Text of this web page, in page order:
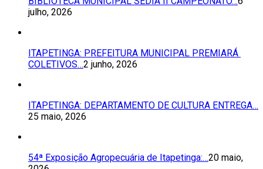
julho, 2026
ITAPETINGA: PREFEITURA MUNICIPAL PREMIARÁ
COLETIVOS…2 junho, 2026
ITAPETINGA: DEPARTAMENTO DE CULTURA ENTREGA…
25 maio, 2026
54ª Exposição Agropecuária de Itapetinga:…20 maio,